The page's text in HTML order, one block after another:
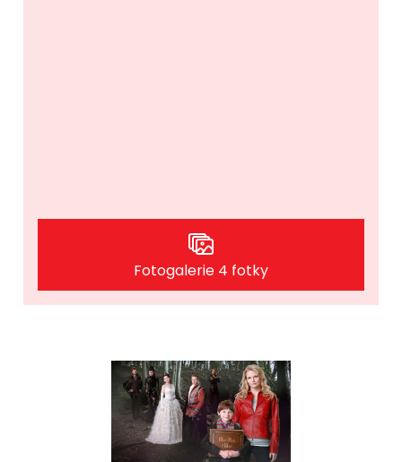
Fotogalerie 4 fotky